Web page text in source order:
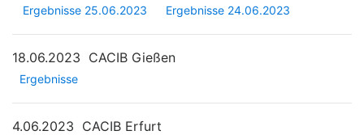
Ergebnisse 25.06.2023 Ergebnisse 24.06.2023
18.06.2023 CACIB Gießen
Ergebnisse
4.06.2023 CACIB Erfurt